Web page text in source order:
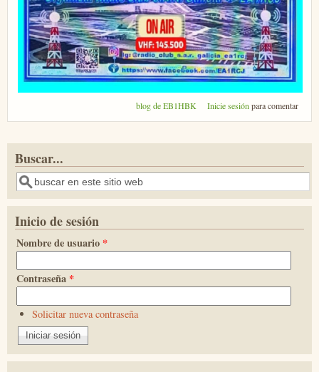
blog de EB1HBK Inicie sesión para comentar
Buscar...
Buscar
Inicio de sesión
Nombre de usuario *
Contraseña *
Solicitar nueva contraseña